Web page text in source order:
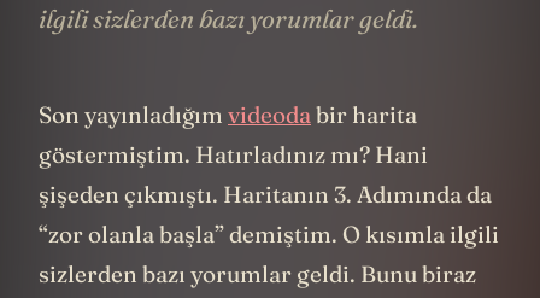
ilgili sizlerden bazı yorumlar geldi.
Son yayınladığım videodabir harita
göstermiştim. Hatırladınız mı? Hani
şişeden çıkmıştı. Haritanın 3. Adımında da
“zor olanla başla” demiştim. O kısımla ilgili
sizlerden bazı yorumlar geldi. Bunu biraz